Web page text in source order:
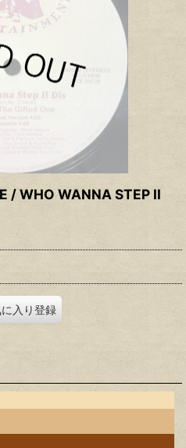
/ WHO WANNA STEP II
入り登録